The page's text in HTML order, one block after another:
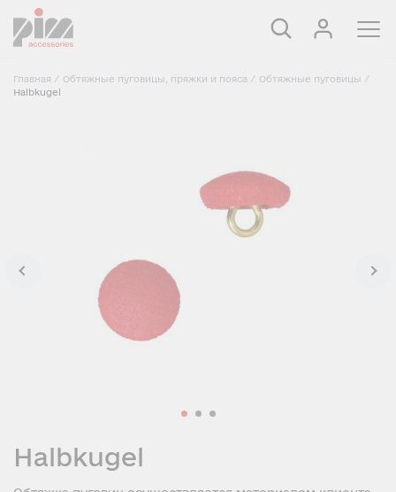
Главная / Обтяжные пуговицы, пряжки и пояса / Обтяжные пуговицы /
Halbkugel
Halbkugel